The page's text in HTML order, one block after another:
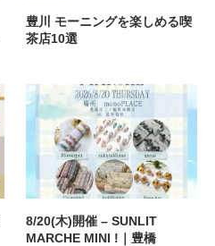
豊川 モーニングを楽しめる喫
茶店10選
8/20(木)開催 – SUNLIT
MARCHE MINI !｜豊橋